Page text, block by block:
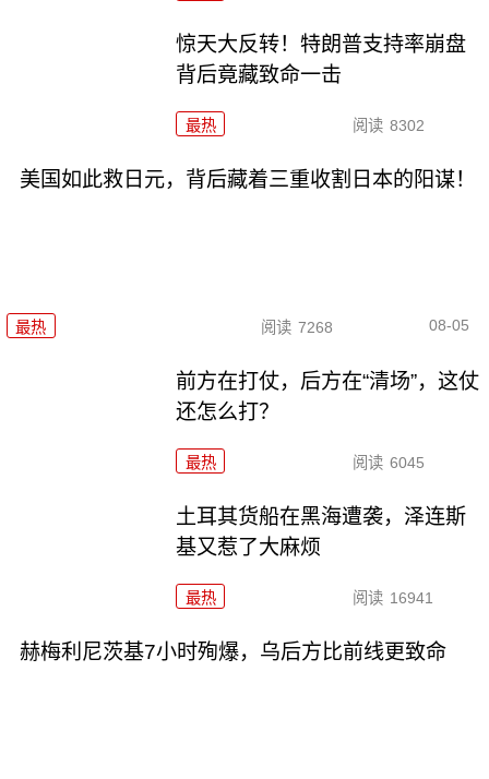
惊天大反转！特朗普支持率崩盘
背后竟藏致命一击
最热 阅读 8302
美国如此救日元，背后藏着三重收割日本的阳谋！
最热 阅读 7268 08-05
前方在打仗，后方在“清场”，这仗
还怎么打？
最热 阅读 6045
土耳其货船在黑海遭袭，泽连斯
基又惹了大麻烦
最热 阅读 16941
赫梅利尼茨基7小时殉爆，乌后方比前线更致命